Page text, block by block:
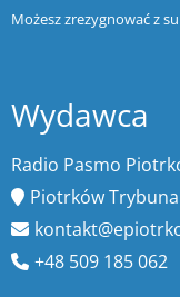
Możesz zrezygnować z
Wydawca
Radio Pasmo
Piotrków
+48 509 185 062